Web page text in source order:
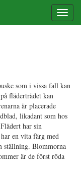
som i vissa fall kan
fläderträdet kan
är placerade
likadant som hos
har sin
en vita färg med
ställning. Blommorna
är de först röda